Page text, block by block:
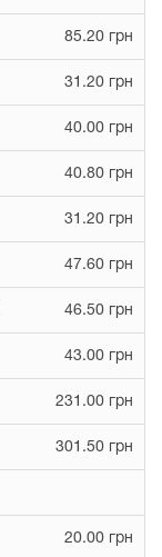
85.20 грн
31.20 грн
40.00 грн
40.80 грн
31.20 грн
47.60 грн
46.50 грн
43.00 грн
231.00 грн
301.50 грн
20.00 грн